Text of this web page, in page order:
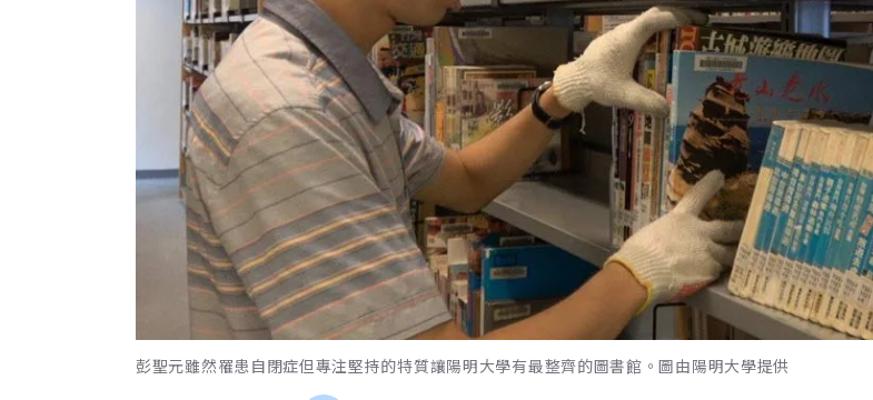
彭聖元雖然罹患自閉症但專注堅持的特質讓陽明大學有最整齊的圖書館。圖由陽明大學提供